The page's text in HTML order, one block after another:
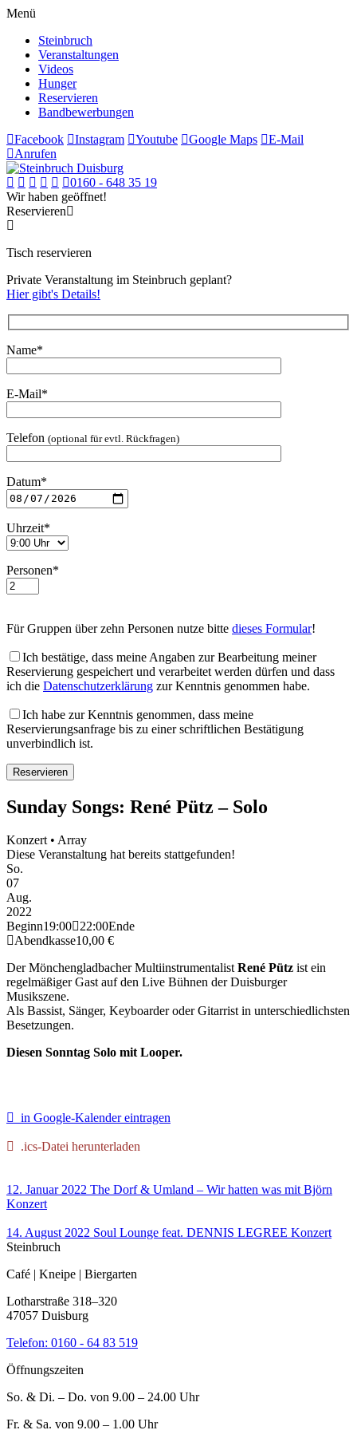
Menü
Steinbruch
Veranstaltungen
Videos
Hunger
Reservieren
Bandbewerbungen
Facebook
Instagram Youtube Google Maps
E-Mail
Anrufen
0160 - 648 35 19
Wir haben geöffnet!
Reservieren
Tisch reservieren
Private Veranstaltung im Steinbruch geplant?
Hier gibt's Details!
Name*
E-Mail*
Telefon (optional für evtl. Rückfragen)
Datum*
Uhrzeit*
Personen*
Für Gruppen über zehn Personen nutze bitte dieses Formular!
Ich bestätige, dass meine Angaben zur Bearbeitung meiner
Reservierung gespeichert und verarbeitet werden dürfen und dass
ich die Datenschutzerklärung zur Kenntnis genommen habe.
Ich habe zur Kenntnis genommen, dass meine
Reservierungsanfrage bis zu einer schriftlichen Bestätigung
unverbindlich ist.
Sunday Songs: René Pütz – Solo
Konzert • Array
Diese Veranstaltung hat bereits stattgefunden!
So.
07
Aug.
2022
Beginn19:00 22:00Ende
Abendkasse10,00 €
Der Mönchengladbacher MultiinstrumentalistRené Pütz ist ein
regelmäßiger Gast auf den Live Bühnen der Duisburger
Musikszene.
Als Bassist, Sänger, Keyboarder oder Gitarrist in unterschiedlichsten
Besetzungen.
Diesen Sonntag Solo mit Looper.
in Google-Kalender eintragen
.ics-Datei herunterladen
12. Januar 2022 The Dorf & Umland – Wir hatten was mit Björn
Konzert
14. August 2022 Soul Lounge feat. DENNIS LEGREE Konzert
Steinbruch
Café | Kneipe | Biergarten
Lotharstraße 318–320
47057 Duisburg
Telefon: 0160 - 64 83 519
Öffnungszeiten
So. & Di. – Do. von 9.00 – 24.00 Uhr
Fr. & Sa. von 9.00 – 1.00 Uhr